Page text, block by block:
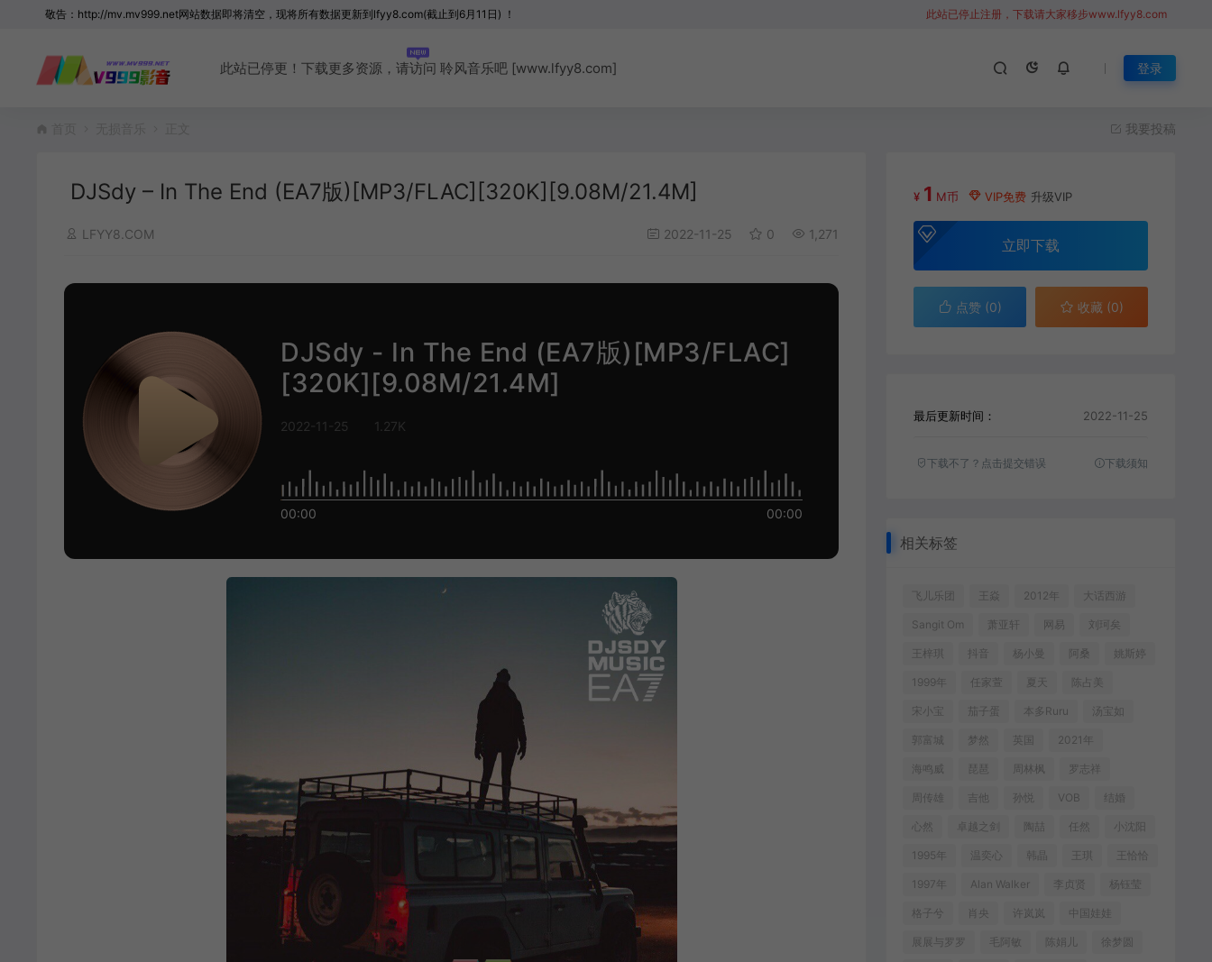
敬告：http://mv.mv999.net网站数据即将清空，现将所有数据更新到lfyy8.com(截止到6月11日) ！ 此站已停止注册，下载请大家移步www.lfyy8.com
此站已停更！下载更多资源，请访问 聆风音乐吧 [www.lfyy8.com] 登录
我要投稿
DJSdy – In The End (EA7版)[MP3/FLAC][320K][9.08M/21.4M]
LFYY8.COM 2022-11-25 0 1,271
DJSdy - In The End (EA7版)[MP3/FLAC]
[320K][9.08M/21.4M]
2022-11-25 1.27K
00:00 00:00
¥ 1 M币 VIP免费 升级VIP
立即下载
点赞 (0) 收藏 (0)
最后更新时间： 2022-11-25
下载不了？点击提交错误 下载须知
相关标签
飞儿乐团 王焱 2012年 大话西游
Sangit Om 萧亚轩 网易 刘珂矣
王梓琪 抖音 杨小曼 阿桑 姚斯婷
1999年 任家萱 夏天 陈占美
宋小宝 茄子蛋 本多Ruru 汤宝如
郭富城 梦然 英国 2021年
海鸣威 琵琶 周林枫 罗志祥
周传雄 吉他 孙悦 VOB 结婚
心然 卓越之剑 陶喆 任然 小沈阳
1995年 温奕心 韩晶 王琪 王恰恰
1997年 Alan Walker 李贞贤 杨钰莹
格子兮 肖央 许岚岚 中国娃娃
展展与罗罗 毛阿敏 陈娟儿 徐梦圆